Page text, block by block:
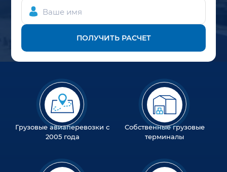
Ваше имя
ПОЛУЧИТЬ РАСЧЕТ
Грузовые авиаперевозки с
2005 года
Собственные грузовые
терминалы